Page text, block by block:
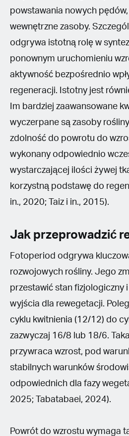
powstawania nowych
wewnętrzne zasoby.
odgrywa istotną rolę w
ponownym uruchomieniu
aktywność bezpośrednio
regeneracji. Istotny jest
Im bardziej zaawansowane
wyczerpane są zasoby
zdolność do powrotu do
wykonany odpowiednio
wystarczającej ilości żywej
korzystną podstawę do
in., 2020; Taiz i in., 2015).
Jak przeprowadzić
Fotoperiod odgrywa
rozwojowych rośliny. Jego
przestawić stan fizjologiczny
wyjścia dla rewegetacji.
cyklu kwitnienia (12/12) do
zazwyczaj 16/8 lub 18/6.
przywraca wzrost, pod
stabilnych warunków
odpowiednich dla fazy
2025; Tabatabaei, 2024).
Powrót do wzrostu wymaga